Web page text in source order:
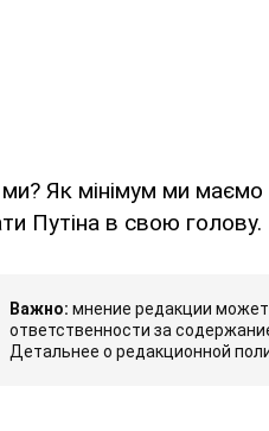
Як мінімум ми маємо
Путіна в свою
Важно: мнение редакции может
ответственности за
Детальнее о редакционной